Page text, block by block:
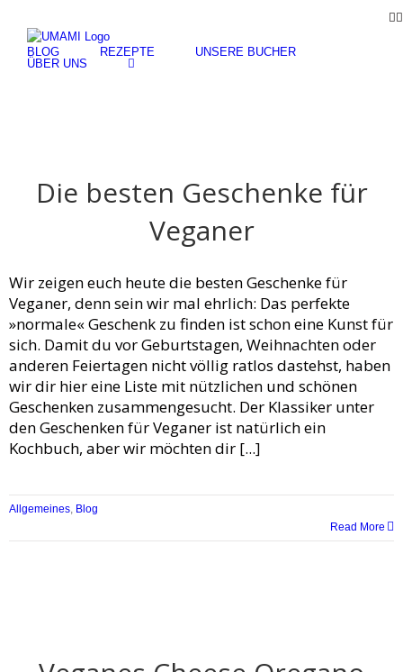
content
BLOG REZEPTE
UNSERE BÜCHER
ÜBER UNS
Die besten Geschenke für
Veganer
Wir zeigen euch heute die besten Geschenke für
Veganer, denn sein wir mal ehrlich: Das perfekte
»normale« Geschenk zu finden ist schon eine Kunst für
sich. Damit du vor Geburtstagen, Weihnachten oder
anderen Feiertagen nicht völlig ratlos dastehst, haben
wir dir hier eine Liste mit nützlichen und schönen
Geschenken zusammengesucht. Der Klassiker unter
den Geschenken für Veganer ist natürlich ein
Kochbuch, aber wir möchten dir [...]
Allgemeines, Blog
Read More